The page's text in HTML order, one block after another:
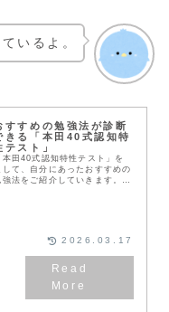
いるよ。
すすめの勉強法が診断
きる「本田40式認知特
テスト」
本田40式認知特性テスト」を
して、自分にあったおすすめの
強法をご紹介していきます。
2026.03.17